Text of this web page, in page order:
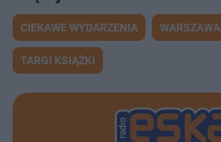
CIEKAWE WYDARZENIA WARSZAWA
TARGI KSIĄŻKI